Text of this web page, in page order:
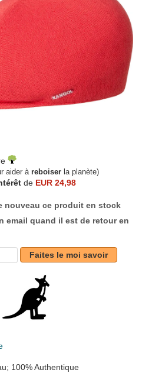
aider à reboiser la planète)
de EUR 24,98
nouveau ce produit en stock
email quand il est de retour en
Faites le moi savoir
100% Authentique